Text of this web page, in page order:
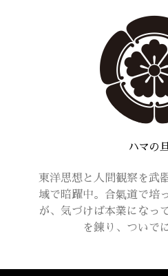
ハマの
東洋思想と人間観察を武
域で暗躍中。合氣道で培
が、気づけば本業になっ
を錬り、ついで